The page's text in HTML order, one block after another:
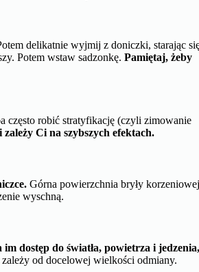
delikatnie wyjmij z doniczki, starając
Potem wstaw sadzonkę.Pamiętaj, żeby
często robić stratyfikację (czyli zimowanie
Ci na szybszych efektach.
Górna powierzchnia bryły
wyschną.
dostęp do światła, powietrza i
od docelowej wielkości odmiany.